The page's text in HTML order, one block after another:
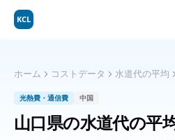
KCL
ホーム コストデータ 水道代の平均
光熱費・通信費 中国
山口県の水道代の平